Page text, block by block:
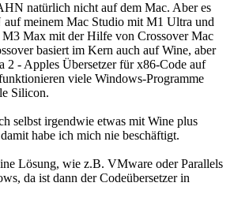
natürlich nicht auf dem Mac. Aber es
meinem Mac Studio mit M1 Ultra und
Max mit der Hilfe von Crossover Mac
basiert im Kern auch auf Wine, aber
2 - Apples Übersetzer für x86-Code auf
viele Windows-Programme
Silicon.
selbst irgendwie etwas mit Wine plus
habe ich mich nie beschäftigt.
Lösung, wie z.B. VMware oder Parallels
da ist dann der Codeübersetzer in